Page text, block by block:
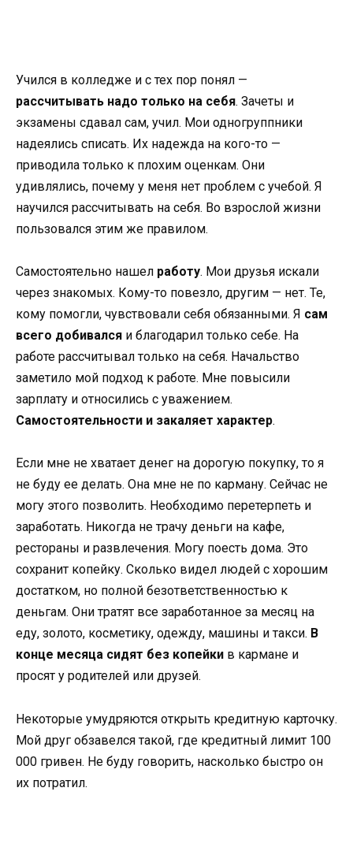
Учился в колледже и с тех пор понял —
рассчитывать надо только на себя. Зачеты и
экзамены сдавал сам, учил. Мои одногруппники
надеялись списать. Их надежда на кого-то —
приводила только к плохим оценкам. Они
удивлялись, почему у меня нет проблем с учебой. Я
научился рассчитывать на себя. Во взрослой жизни
пользовался этим же правилом.
Самостоятельно нашел работу. Мои друзья искали
через знакомых. Кому-то повезло, другим — нет. Те,
кому помогли, чувствовали себя обязанными. Я сам
всего добивался и благодарил только себе. На
работе рассчитывал только на себя. Начальство
заметило мой подход к работе. Мне повысили
зарплату и относились с уважением.
Самостоятельности и закаляет характер.
Если мне не хватает денег на дорогую покупку, то я
не буду ее делать. Она мне не по карману. Сейчас не
могу этого позволить. Необходимо перетерпеть и
заработать. Никогда не трачу деньги на кафе,
рестораны и развлечения. Могу поесть дома. Это
сохранит копейку. Сколько видел людей с хорошим
достатком, но полной безответственностью к
деньгам. Они тратят все заработанное за месяц на
еду, золото, косметику, одежду, машины и такси. В
конце месяца сидят без копейки в кармане и
просят у родителей или друзей.
Некоторые умудряются открыть кредитную карточку.
Мой друг обзавелся такой, где кредитный лимит 100
000 гривен. Не буду говорить, насколько быстро он
их потратил.